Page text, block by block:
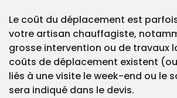
Le coût du déplacement est
votre artisan chauffagiste,
grosse intervention ou de travaux
coûts de déplacement existent
liés à une visite le week-end ou le
sera indiqué dans le devis.